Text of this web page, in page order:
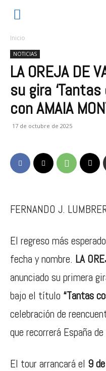
Inicio
NOTICIAS
LA OREJA DE
su gira
con AMAIA
17 de octubre de 2025
FERNANDO J.
El regreso más
fecha y nombre. LA
anunciado su primera
bajo el título “Tantas
celebración de
que recorrerá España
El tour arrancará el 9